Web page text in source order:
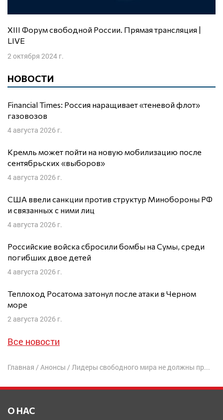
XIII Форум свободной России. Прямая трансляция |
LIVE
2 октября 2024 г.
НОВОСТИ
Financial Times: Россия наращивает «теневой флот»
газовозов
4 августа 2026 г.
Кремль может пойти на новую мобилизацию после
сентябрьских «выборов»
4 августа 2026 г.
США ввели санкции против структур Минобороны РФ
и связанных с ними лиц
4 августа 2026 г.
Российские войска сбросили бомбы на Сумы, среди
погибших двое детей
4 августа 2026 г.
Теплоход Росатома затонул после атаки в Черном
море
2 августа 2026 г.
Все новости
Главная / Анонсы / Лидеры свободного мира не должны прощать Путину его преступлений
О НАС